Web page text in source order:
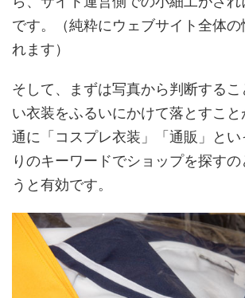
です。（純粋にウェブサイト全体の
れます）
そして、まずは写真から判断する
い衣装をふるいにかけて落とすこ
通に「コスプレ衣装」「通販」とい
りのキーワードでショップを探す
うと有効です。